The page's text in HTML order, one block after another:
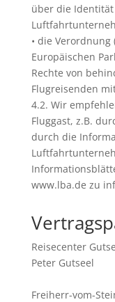
über die
• die Verordnung
Europäischen
Rechte von
Flugreisenden
4.2. Wir
Fluggast, z.B.
durch die
www.lba.de zu
Reisecenter
Peter Gutseel
Freiherr-vom-